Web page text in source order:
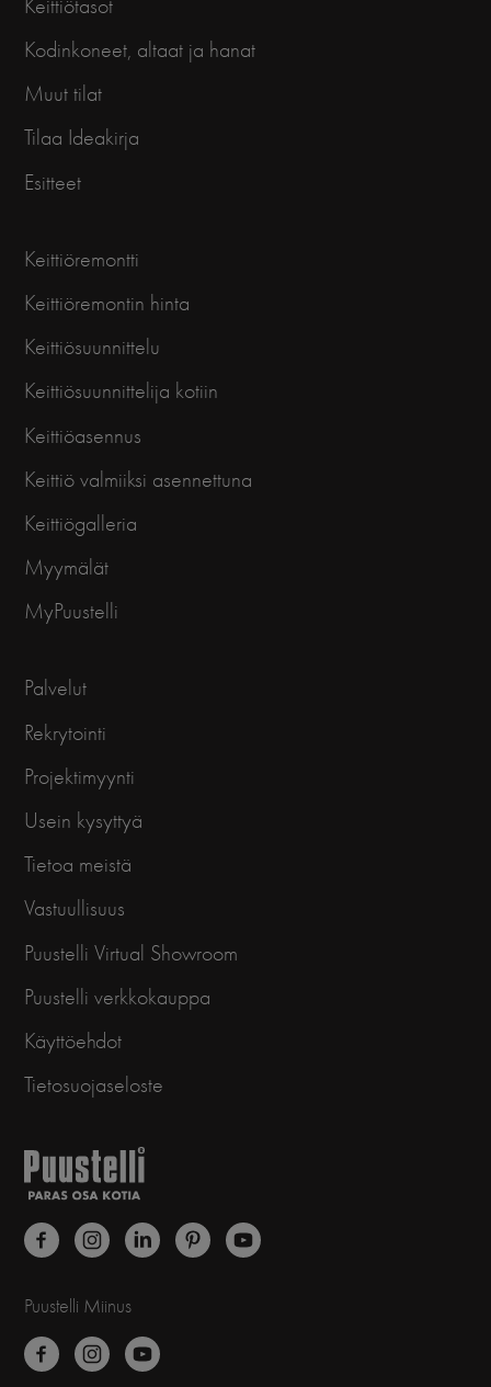
Keittiötasot
Kodinkoneet, altaat ja hanat
Muut tilat
Tilaa Ideakirja
Esitteet
Keittiöremontti
Keittiöremontin hinta
Keittiösuunnittelu
Keittiösuunnittelija kotiin
Keittiöasennus
Keittiö valmiiksi asennettuna
Keittiögalleria
Myymälät
MyPuustelli
Palvelut
Rekrytointi
Projektimyynti
Usein kysyttyä
Tietoa meistä
Vastuullisuus
Puustelli Virtual Showroom
Puustelli verkkokauppa
Käyttöehdot
Tietosuojaseloste
Puustelli Miinus